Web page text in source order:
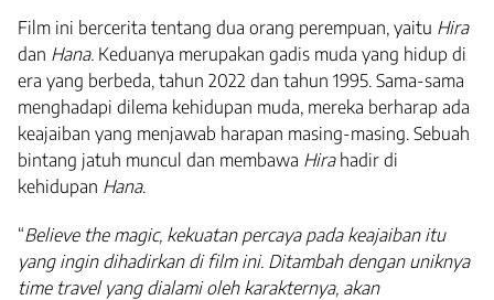
Film ini bercerita tentang dua orang perempuan, yaitu Hira
dan Hana. Keduanya merupakan gadis muda yang hidup di
era yang berbeda, tahun 2022 dan tahun 1995. Sama-sama
menghadapi dilema kehidupan muda, mereka berharap ada
keajaiban yang menjawab harapan masing-masing. Sebuah
bintang jatuh muncul dan membawa Hirahadir di
kehidupan Hana.
“Believe the magic, kekuatan percaya pada keajaiban itu
yang ingin dihadirkan di film ini. Ditambah dengan uniknya
time travel yang dialami oleh karakternya, akan